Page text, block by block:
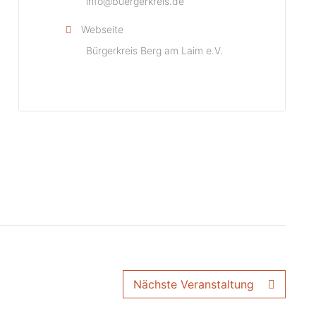
Webseite
Bürgerkreis Berg am Laim e.V.
Nächste Veranstaltung